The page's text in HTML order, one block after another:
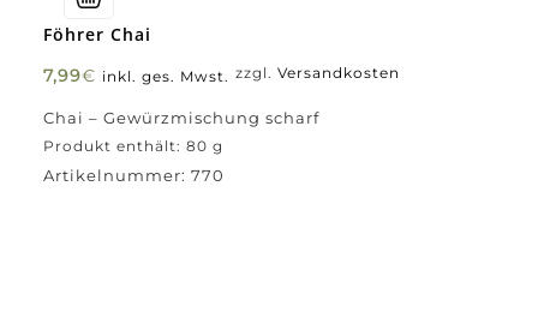
Föhrer Chai
7,99€ inkl. ges. Mwst.
Chai – Gewürzmischung scharf
zzgl. Versandkosten
Produkt enthält: 80 g
Artikelnummer: 770